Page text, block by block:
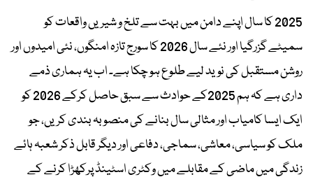
2025 کا سال اپنے دامن میں بہت سے تلخ و شیریں واقعات کو
سمیٹے گزرگیا اور نئے سال 2026 کا سورج تازہ امنگوں، نئی امیدوں اور
روشن مستقبل کی نوید لیے طلوع ہو چکا ہے۔ اب یہ ہماری ذمے
داری ہے کہ ہم 2025کے حوادث سے سبق حاصل کرکے 2026 کو
ایک ایسا کامیاب اور مثالی سال بنانے کی منصوبہ بندی کریں، جو
ملک کو سیاسی، معاشی، سماجی، دفاعی اور دیگر قابل ذکر شعبہ ہائے
زندگی میں ماضی کے مقابلے میں وکٹری اسٹینڈ پرکھڑا کرنے کے